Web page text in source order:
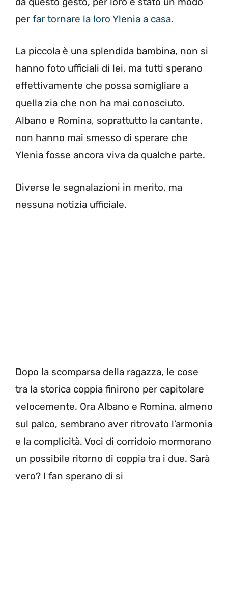
per far tornare la loro Ylenia a casa.
La piccola è una splendida bambina, non si
hanno foto ufficiali di lei, ma tutti sperano
effettivamente che possa somigliare a
quella zia che non ha mai conosciuto.
Albano e Romina, soprattutto la cantante,
non hanno mai smesso di sperare che
Ylenia fosse ancora viva da qualche parte.
Diverse le segnalazioni in merito, ma
nessuna notizia ufficiale.
Dopo la scomparsa della ragazza, le cose
tra la storica coppia finirono per capitolare
velocemente. Ora Albano e Romina, almeno
sul palco, sembrano aver ritrovato l’armonia
e la complicità. Voci di corridoio mormorano
un possibile ritorno di coppia tra i due. Sarà
vero? I fan sperano di si